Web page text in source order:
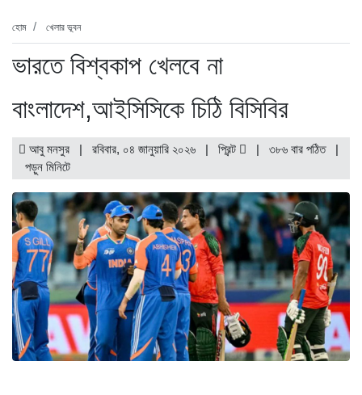
হোম খেলার ভূবন
ভারতে বিশ্বকাপ খেলবে না
বাংলাদেশ,আইসিসিকে চিঠি বিসিবির
আবু মনসুর | রবিবার, ০৪ জানুয়ারি ২০২৬ | প্রিন্ট | ৩৮৬ বার পঠিত
|
পড়ুন মিনিটে